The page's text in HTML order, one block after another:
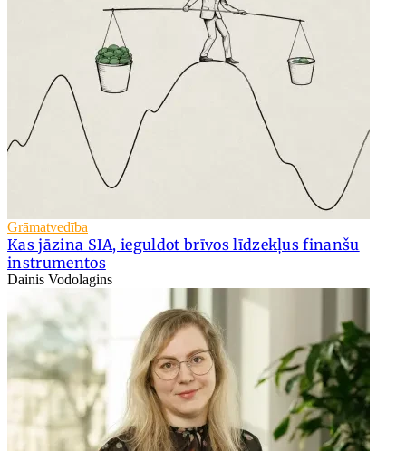
Grāmatvedība
Kas jāzina SIA, ieguldot brīvos līdzekļus finanšu
instrumentos
Dainis Vodolagins